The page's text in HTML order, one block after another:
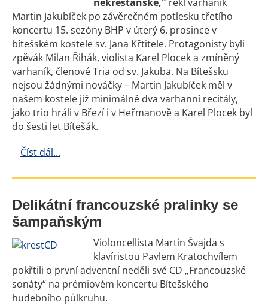
Martin Jakubíček po závěrečném potlesku třetího
koncertu 15. sezóny BHP v úterý 6. prosince v
bítešském kostele sv. Jana Křtitele. Protagonisty byli
zpěvák Milan Řihák, violista Karel Plocek a zmíněný
varhaník, členové Tria od sv. Jakuba. Na Bítešsku
nejsou žádnými nováčky – Martin Jakubíček měl v
našem kostele již minimálně dva varhanní recitály,
jako trio hráli v Březí i v Heřmanově a Karel Plocek byl
do šesti let Bítešák.
Číst dál...
Delikátní francouzské pralinky se
šampaňským
Violoncellista Martin Švajda s
klavíristou Pavlem Kratochvílem
pokřtili o první adventní neděli své CD „Francouzské
sonáty“ na prémiovém koncertu Bítešského
hudebního půlkruhu.